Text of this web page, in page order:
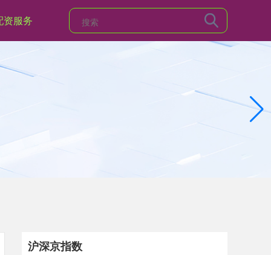
资服务
沪深京指数